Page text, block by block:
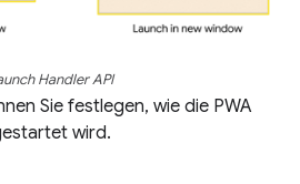
Handler API
Sie festlegen, wie die PWA
wird.